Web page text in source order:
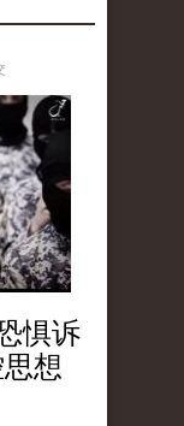
惧诉
想